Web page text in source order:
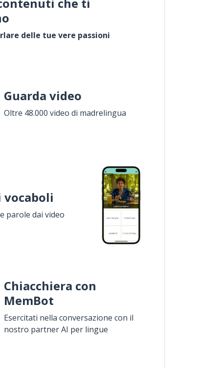
delle tue vere passioni
Guarda video
Oltre 48.000 video di madrelingua
vocaboli
parole dai video
Chiacchiera con
MemBot
Esercitati nella conversazione con il
nostro partner AI per lingue